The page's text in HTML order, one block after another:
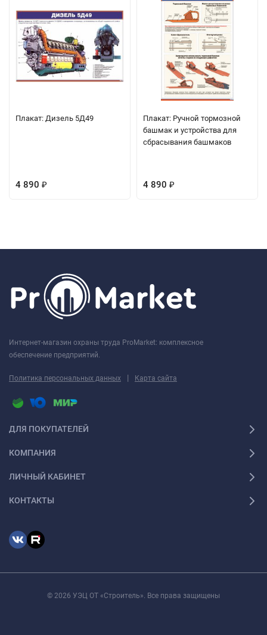
Плакат: Дизель 5Д49
4 890 ₽
Плакат: Ручной тормозной
башмак и устройства для
сбрасывания башмаков
4 890 ₽
Интернет-магазин охраны труда ProMarket: комплексное
обеспечение предприятий.
Политика персональных данных | Карта сайта
ДЛЯ ПОКУПАТЕЛЕЙ
КОМПАНИЯ
ЛИЧНЫЙ КАБИНЕТ
КОНТАКТЫ
© 2026 УЭЦ ОТ «Строитель». Все права защищены